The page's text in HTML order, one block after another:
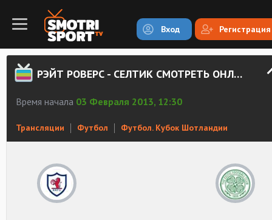
Вход Регистрация
РЭЙТ РОВЕРС - СЕЛТИК СМОТРЕТЬ ОНЛАЙН
Время начала 03 Февраля 2013, 12:30
Трансляции Футбол Футбол. Кубок Шотландии